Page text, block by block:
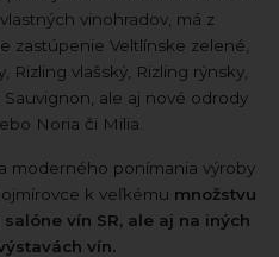
vinohradov, má z
zastúpenie Veltlínske zelené,
Rizling vlašský, Rizling rýnsky,
ale aj nové odrody
Noria či Milia.
moderného ponímania výroby
k veľkému množstvu
vín SR, ale aj na iných
vín.